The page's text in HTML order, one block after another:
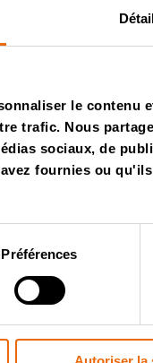
le
trafic. Nous
sociaux, de
fournies ou
Préférences